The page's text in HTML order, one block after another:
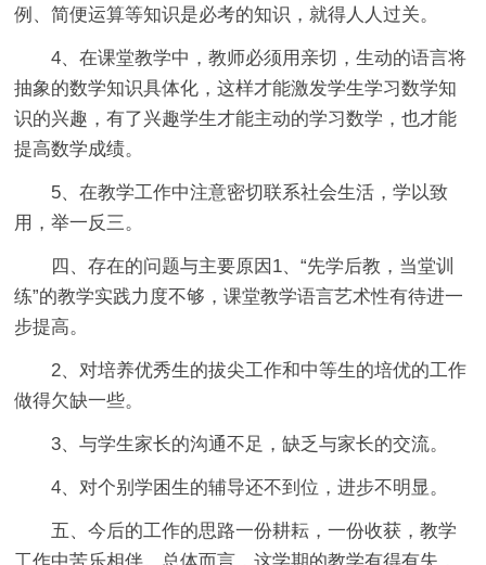
例、简便运算等知识是必考的知识，就得人人过关。
4、在课堂教学中，教师必须用亲切，生动的语言将
抽象的数学知识具体化，这样才能激发学生学习数学知
识的兴趣，有了兴趣学生才能主动的学习数学，也才能
提高数学成绩。
5、在教学工作中注意密切联系社会生活，学以致
用，举一反三。
四、存在的问题与主要原因1、“先学后教，当堂训
练”的教学实践力度不够，课堂教学语言艺术性有待进一
步提高。
2、对培养优秀生的拔尖工作和中等生的培优的工作
做得欠缺一些。
3、与学生家长的沟通不足，缺乏与家长的交流。
4、对个别学困生的辅导还不到位，进步不明显。
五、今后的工作的思路一份耕耘，一份收获，教学